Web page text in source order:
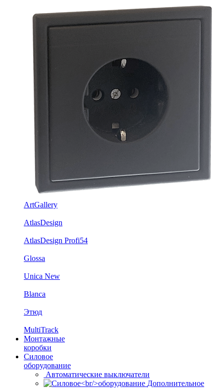
ArtGallery
AtlasDesign
AtlasDesign Profi54
Glossa
Unica New
Blanca
Этюд
MultiTrack
Монтажные
коробки
Силовое
оборудование
Автоматические выключатели
Дополнительное